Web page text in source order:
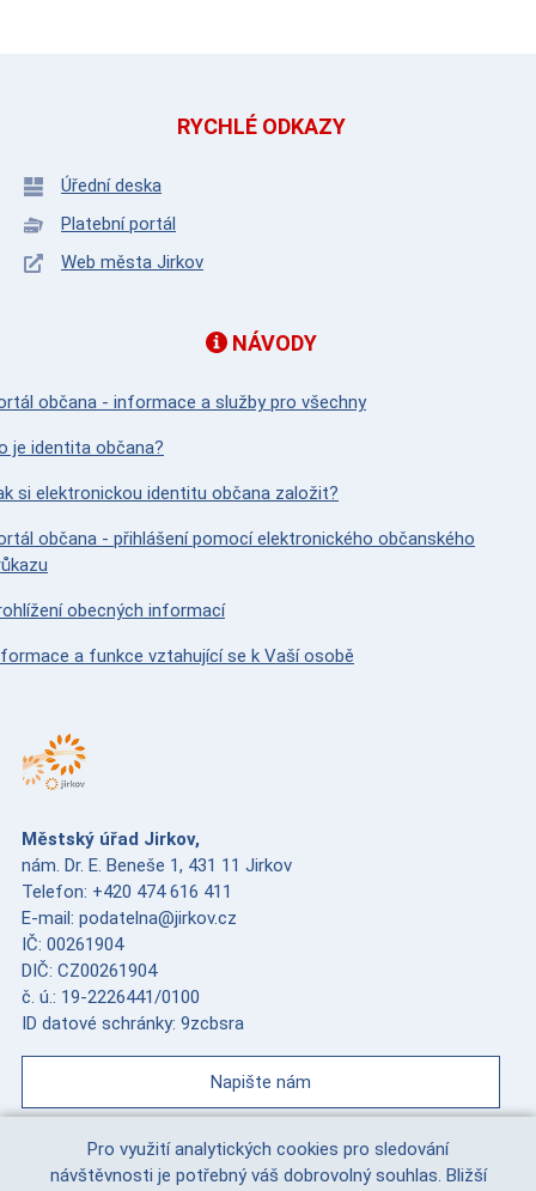
RYCHLÉ ODKAZY
Úřední deska
Platební portál
Web města Jirkov
NÁVODY
občana - informace a služby pro všechny
je identita občana?
si elektronickou identitu občana založit?
občana - přihlášení pomocí elektronického občanského
obecných informací
a funkce vztahující se k Vaší osobě
Městský úřad Jirkov,
nám. Dr. E. Beneše 1, 431 11 Jirkov
Telefon: +420 474 616 411
E-mail: podatelna@jirkov.cz
IČ: 00261904
DIČ: CZ00261904
č. ú.: 19-2226441/0100
ID datové schránky: 9zcbsra
Napište nám
Pro využití analytických cookies pro sledování
návštěvnosti je potřebný váš dobrovolný souhlas. Bližší